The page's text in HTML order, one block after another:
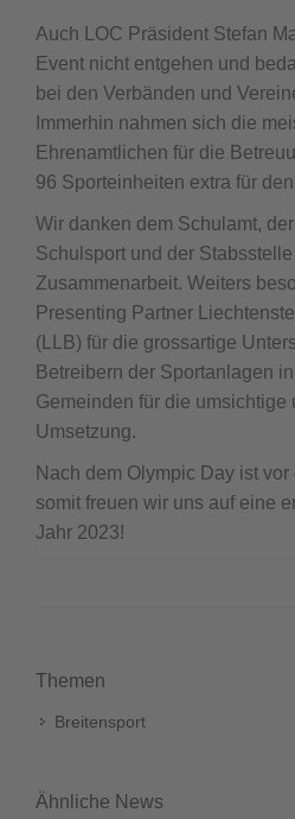
Auch LOC Präsident Stefan
Event nicht entgehen und
bei den Verbänden und
Immerhin nahmen sich die
Ehrenamtlichen für die
96 Sporteinheiten extra für
Wir danken dem Schulamt,
Schulsport und der
Zusammenarbeit. Weiters
Presenting Partner
(LLB) für die grossartige
Betreibern der Sportanlagen
Gemeinden für die umsichtige
Umsetzung.
Nach dem Olympic Day ist
somit freuen wir uns auf eine
Jahr 2023!
Themen
Breitensport
Ähnliche News